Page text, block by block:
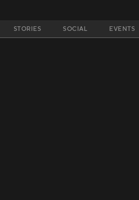
STORIES SOCIAL EVENTS